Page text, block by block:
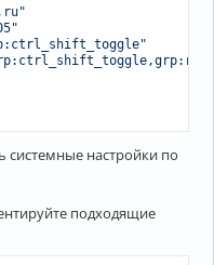
системные настройки по
подходящие